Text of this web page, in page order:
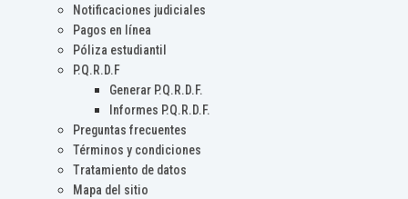
Notificaciones judiciales
Pagos en línea
Póliza estudiantil
P.Q.R.D.F
Generar P.Q.R.D.F.
Informes P.Q.R.D.F.
Preguntas frecuentes
Términos y condiciones
Tratamiento de datos
Mapa del sitio